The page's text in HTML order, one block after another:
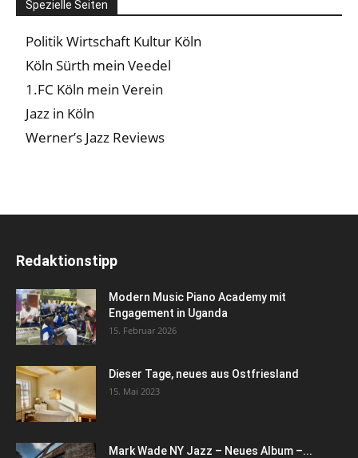
Spezielle Seiten
Politik Wirtschaft Kultur Köln
Köln Sürth mein Veedel
1.FC Köln mein Verein
Jazz in Köln
Werner’s Jazz Reviews
Redaktionstipp
Modern Music Piano Academy mit
Engagement in Uganda
15. Februar 2026
Dieser Tage, neues aus Ostfriesland
15. Mai 2023
Mark Wade NY Jazz – Neues Album –...